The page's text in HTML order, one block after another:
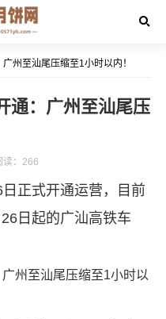
州至汕尾压缩至1小时以内！
通：广州至汕尾压
读：266
正式开通运营，目前
日起的广汕高铁车